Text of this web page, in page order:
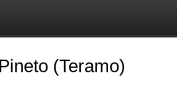
(Teramo)